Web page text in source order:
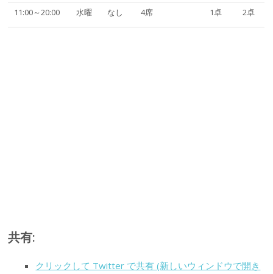
11:00～20:00
水曜 なし 4席 1卓 2卓
共有:
クリックして Twitter で共有 (新しいウィンドウで開き